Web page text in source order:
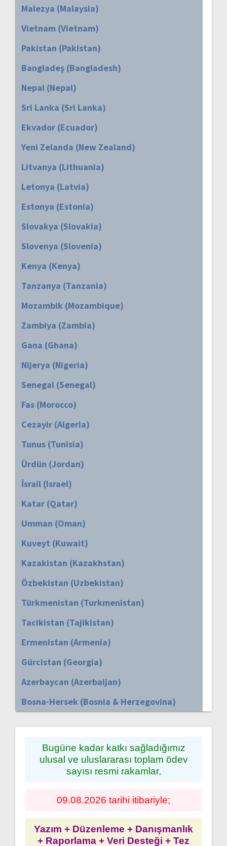
Malezya (Malaysia)
Vietnam (Vietnam)
Pakistan (Pakistan)
Bangladeş (Bangladesh)
Nepal (Nepal)
Sri Lanka (Sri Lanka)
Ekvador (Ecuador)
Yeni Zelanda (New Zealand)
Litvanya (Lithuania)
Letonya (Latvia)
Estonya (Estonia)
Slovakya (Slovakia)
Slovenya (Slovenia)
Kenya (Kenya)
Tanzanya (Tanzania)
Mozambik (Mozambique)
Zambiya (Zambia)
Gana (Ghana)
Nijerya (Nigeria)
Senegal (Senegal)
Fas (Morocco)
Cezayir (Algeria)
Tunus (Tunisia)
Ürdün (Jordan)
İsrail (Israel)
Katar (Qatar)
Umman (Oman)
Kuveyt (Kuwait)
Kazakistan (Kazakhstan)
Özbekistan (Uzbekistan)
Türkmenistan (Turkmenistan)
Tacikistan (Tajikistan)
Ermenistan (Armenia)
Gürcistan (Georgia)
Azerbaycan (Azerbaijan)
Bosna-Hersek (Bosnia & Herzegovina)
Bugüne kadar katkı sağladığımız
ulusal ve uluslararası toplam ödev
sayısı resmi rakamlar,
09.08.2026 tarihi itibariyle;
Yazım + Düzenleme + Danışmanlık
+ Raporlama + Veri Desteği + Tez